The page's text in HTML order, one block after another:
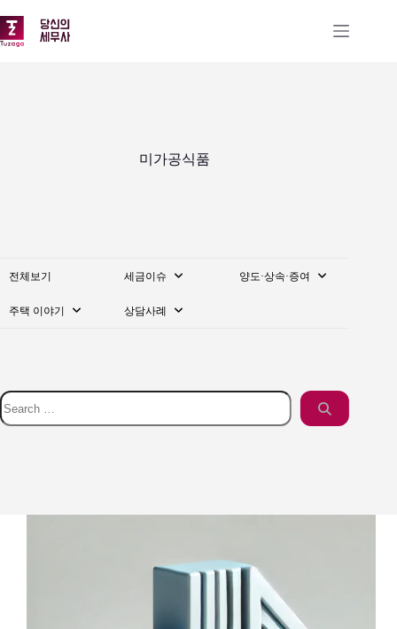
문
으
미가공식품
전체보기 세금이슈 양도·상속·증여
주택 이야기 상담사례